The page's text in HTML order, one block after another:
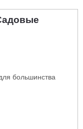
большинства